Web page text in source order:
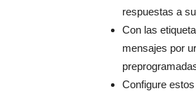
respuestas a
Con las
mensajes por
Configure